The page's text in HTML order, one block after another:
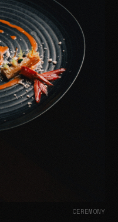
CEREMONY